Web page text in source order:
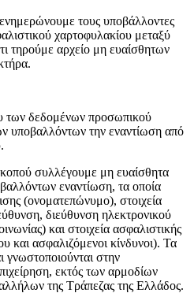
τους υποβάλλοντες
χαρτοφυλακίου μεταξύ
τηρούμε αρχείο μη ευαίσθητων
των δεδομένων προσωπικού
υποβαλλόντων την εναντίωση από
συλλέγουμε μη ευαίσθητα
εναντίωση, τα οποία
(ονοματεπώνυμο), στοιχεία
διεύθυνση ηλεκτρονικού
και στοιχεία ασφαλιστικής
και ασφαλιζόμενοι κίνδυνοι). Τα
γνωστοποιούνται στην
εκτός των αρμοδίων
της Τράπεζας της Ελλάδος.